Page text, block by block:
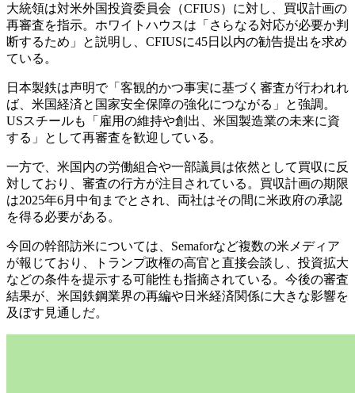
大統領は対米外国投資委員会（CFIUS）に対し、買収計画の
再審査を指示。ホワイトハウスは「さらなる対応が必要か判
断するため」と説明し、CFIUSに45日以内の勧告提出を求め
ている。
日本製鉄は声明で「客観的かつ事実に基づく審査が行われれ
ば、米国経済と国家安全保障の強化につながる」と強調。
USスチールも「雇用の維持や創出、米国製造業の未来に資
する」として再審査を歓迎している。
一方で、米国内の労働組合や一部議員は依然として買収に反
対しており、審査の行方が注目されている。買収計画の期限
は2025年6月中旬までとされ、両社はその間に米政府の承認
を得る必要がある。
今回の幹部訪米については、Semaforなど複数の米メディア
が報じており、トランプ政権の高官と直接会談し、投資拡大
などの条件を提示する可能性も指摘されている。今後の審査
結果が、米国鉄鋼業界の再編や日米経済関係に大きな影響を
及ぼす見通しだ。